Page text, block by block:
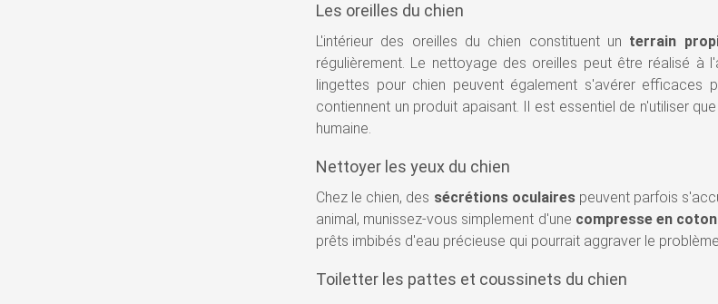
Les oreilles du chien
L'intérieur des oreilles du chien constituent un terrain
régulièrement. Le nettoyage des oreilles peut être réalisé à
lingettes pour chien peuvent également s'avérer
contiennent un produit apaisant. Il est essentiel de n'utiliser
humaine.
Nettoyer les yeux du chien
Chez le chien, des sécrétions oculairespeuvent parfois
animal, munissez-vous simplement d'une compresse en
prêts imbibés d'eau précieuse qui pourrait aggraver le
Toiletter les pattes et coussinets du chien